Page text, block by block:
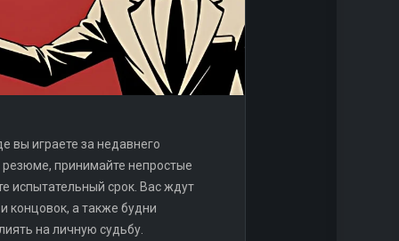
вы играете за недавнего
резюме, принимайте непростые
испытательный срок. Вас ждут
концовок, а также будни
на личную судьбу.